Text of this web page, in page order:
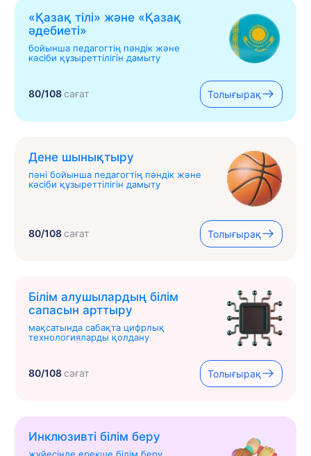
«Қазақ тілі» жəне «Қазақ
əдебиеті»
бойынша педагогтің пәндік және
кәсіби құзыреттілігін дамыту
80/108сағат Толығырақ
Дене шынықтыру
пәні бойынша педагогтің пәндік және
кәсіби құзыреттілігін дамыту
80/108сағат Толығырақ
Білім алушылардың білім
сапасын арттыру
мақсатында сабақта цифрлық
технологияларды қолдану
80/108сағат Толығырақ
Инклюзивті білім беру